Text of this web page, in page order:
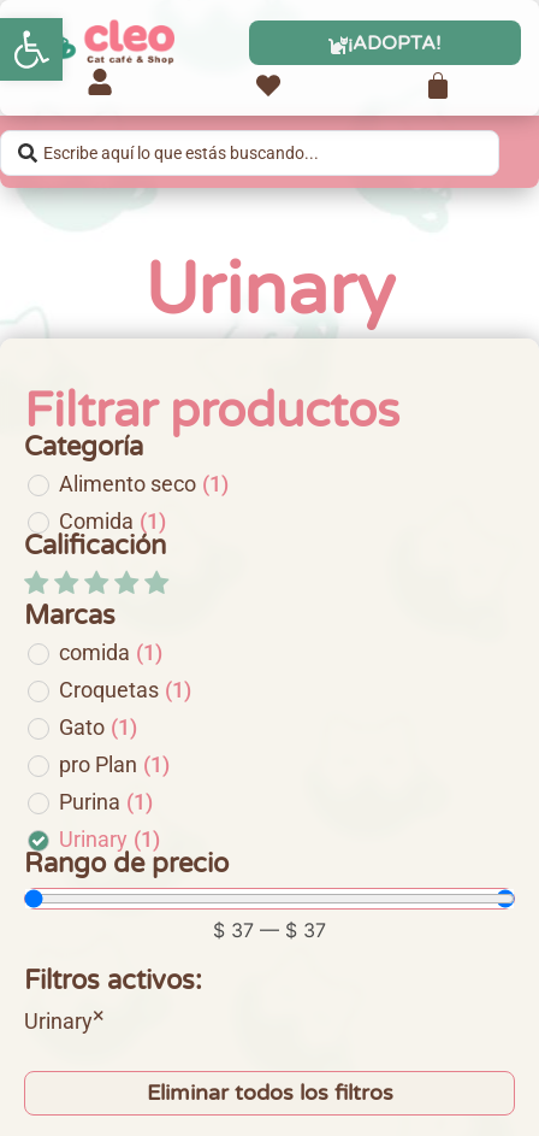
Abrir barra de herramientas ¡ADOPTA!
Urinary
Filtrar productos
Categoría
Alimento seco (1)
Comida (1)
Calificación
Marcas
comida (1)
Croquetas (1)
Gato (1)
pro Plan (1)
Purina (1)
Urinary (1)
Rango de precio
$ 37 — $ 37
Filtros activos:
Urinary×
Eliminar todos los filtros